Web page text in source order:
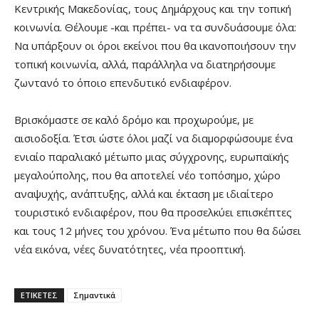
Κεντρικής Μακεδονίας, τους Δημάρχους και την τοπική
κοινωνία. Θέλουμε -και πρέπει- να τα συνδυάσουμε όλα:
Να υπάρξουν οι όροι εκείνοι που θα ικανοποιήσουν την
τοπική κοινωνία, αλλά, παράλληλα να διατηρήσουμε
ζωντανό το όποιο επενδυτικό ενδιαφέρον.
Βρισκόμαστε σε καλό δρόμο και προχωρούμε, με
αισιοδοξία. Έτσι ώστε όλοι μαζί να διαμορφώσουμε ένα
ενιαίο παραλιακό μέτωπο μιας σύγχρονης, ευρωπαϊκής
μεγαλούπολης, που θα αποτελεί νέο τοπόσημο, χώρο
αναψυχής, ανάπτυξης, αλλά και έκταση με ιδιαίτερο
τουριστικό ενδιαφέρον, που θα προσελκύει επισκέπτες
και τους 12 μήνες του χρόνου. Ένα μέτωπο που θα δώσει
νέα εικόνα, νέες δυνατότητες, νέα προοπτική.
ΕΤΙΚΕΤΕΣ Σημαντικά